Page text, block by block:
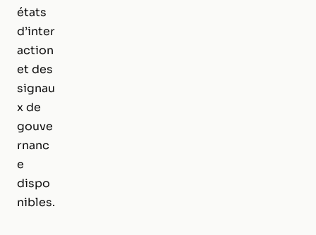
états
d’inter
action
et des
signau
x de
gouve
rnanc
e
dispo
nibles.